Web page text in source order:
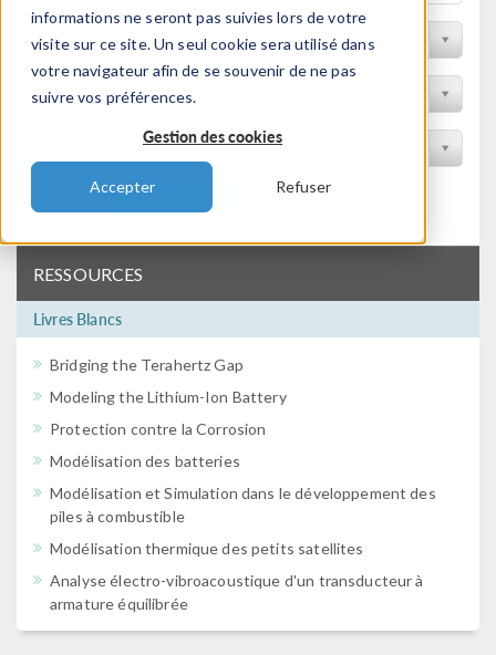
informations ne seront pas suivies lors de votre
visite sur ce site. Un seul cookie sera utilisé dans
votre navigateur afin de se souvenir de ne pas
suivre vos préférences.
Gestion des cookies
Accepter Refuser
Filtrer par domaine physique
Filtrer par Industrie
Filtrer par conférence
RESSOURCES
Livres Blancs
Bridging the Terahertz Gap
Modeling the Lithium-Ion Battery
Protection contre la Corrosion
Modélisation des batteries
Modélisation et Simulation dans le développement des
piles à combustible
Modélisation thermique des petits satellites
Analyse électro-vibroacoustique d'un transducteur à
armature équilibrée